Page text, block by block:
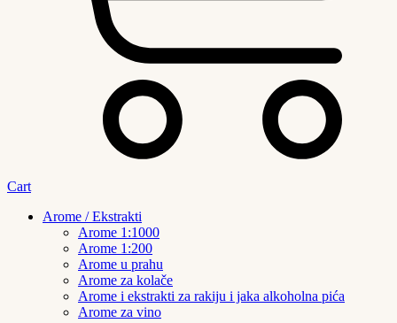
Cart
Arome / Ekstrakti
Arome 1:1000
Arome 1:200
Arome u prahu
Arome za kolače
Arome i ekstrakti za rakiju i jaka alkoholna pića
Arome za vino